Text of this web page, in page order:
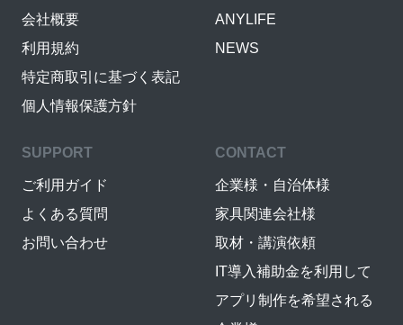
会社概要
利用規約
特定商取引に基づく表記
個人情報保護方針
ANYLIFE
NEWS
SUPPORT
ご利用ガイド
よくある質問
お問い合わせ
CONTACT
企業様・自治体様
家具関連会社様
取材・講演依頼
IT導入補助金を利用して
アプリ制作を希望される